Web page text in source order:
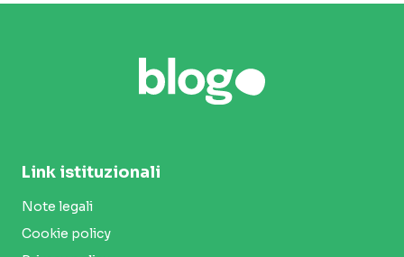
Link istituzionali
Note legali
Cookie policy